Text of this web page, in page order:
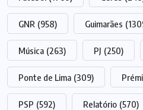
GNR (958) Guimarães
Música (263) PJ (250)
Ponte de Lima (309)
PSP (592) Relatório (570)